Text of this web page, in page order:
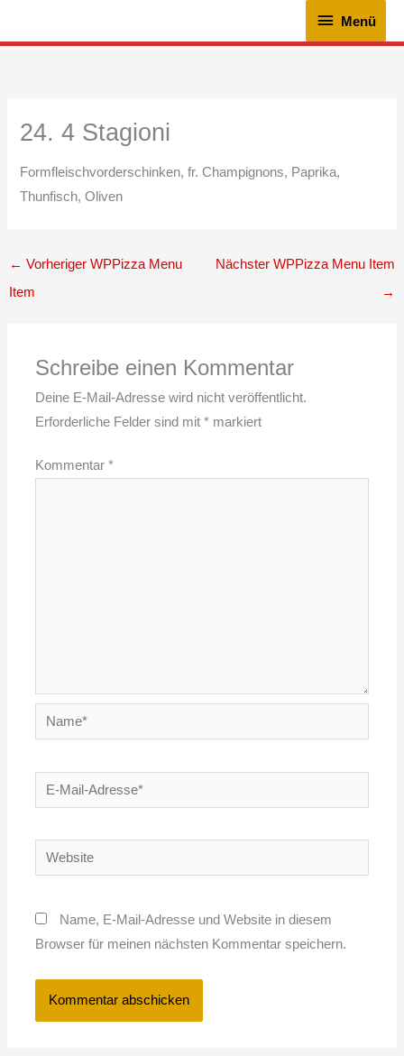
Menü
Menü
24. 4 Stagioni
Formfleischvorderschinken, fr. Champignons, Paprika,
Thunfisch, Oliven
← Vorheriger WPPizza Menu
Item
Nächster WPPizza Menu Item
→
Schreibe einen Kommentar
Deine E-Mail-Adresse wird nicht veröffentlicht.
Erforderliche Felder sind mit* markiert
Kommentar*
Name*
E-
Mail-
Website
Name, E-Mail-Adresse und Website in diesem
Browser für meinen nächsten Kommentar speichern.